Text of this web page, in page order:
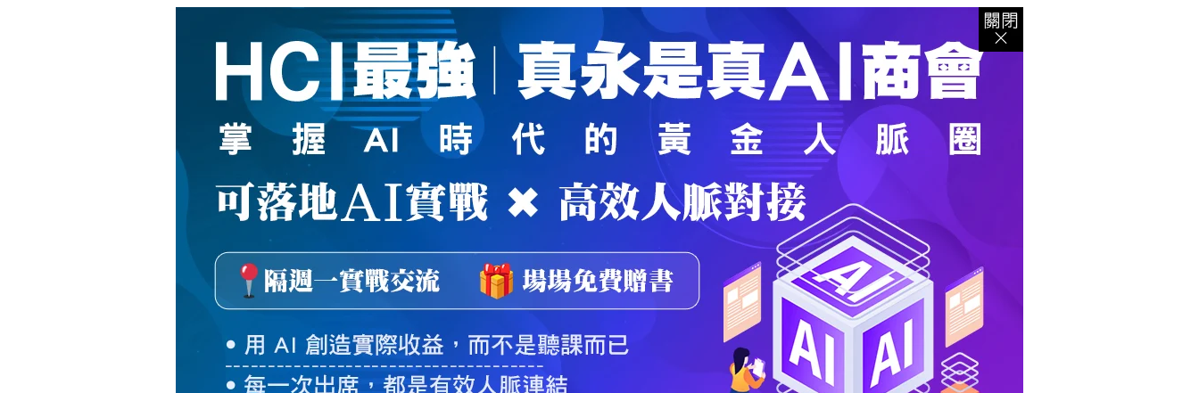
登入｜註冊｜會員中心 結帳
魔法弟子｜自資出版｜電子書 ｜客服中心｜ 智慧型立体會員